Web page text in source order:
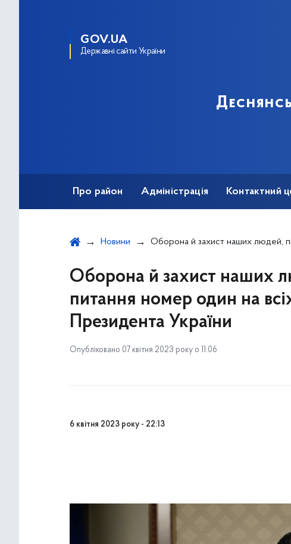
GOV.UA
Державні сайти України
Про район Адміністрація Контактний
Новини Оборона й захист наших людей, підтримка воїнів – це питання номер один на всіх переговорах –
Оборона й захист наших
питання номер один на
Президента України
Опубліковано 07 квітня 2023 року о 11:06
6 квітня 2023 року - 22:13